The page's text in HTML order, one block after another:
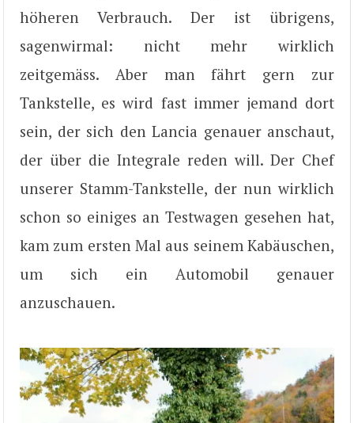
höheren Verbrauch. Der ist übrigens,
sagenwirmal: nicht mehr wirklich
zeitgemäss. Aber man fährt gern zur
Tankstelle, es wird fast immer jemand dort
sein, der sich den Lancia genauer anschaut,
der über die Integrale reden will. Der Chef
unserer Stamm-Tankstelle, der nun wirklich
schon so einiges an Testwagen gesehen hat,
kam zum ersten Mal aus seinem Kabäuschen,
um sich ein Automobil genauer
anzuschauen.